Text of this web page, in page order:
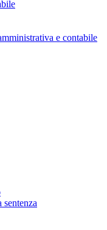
e contabile
sentenza